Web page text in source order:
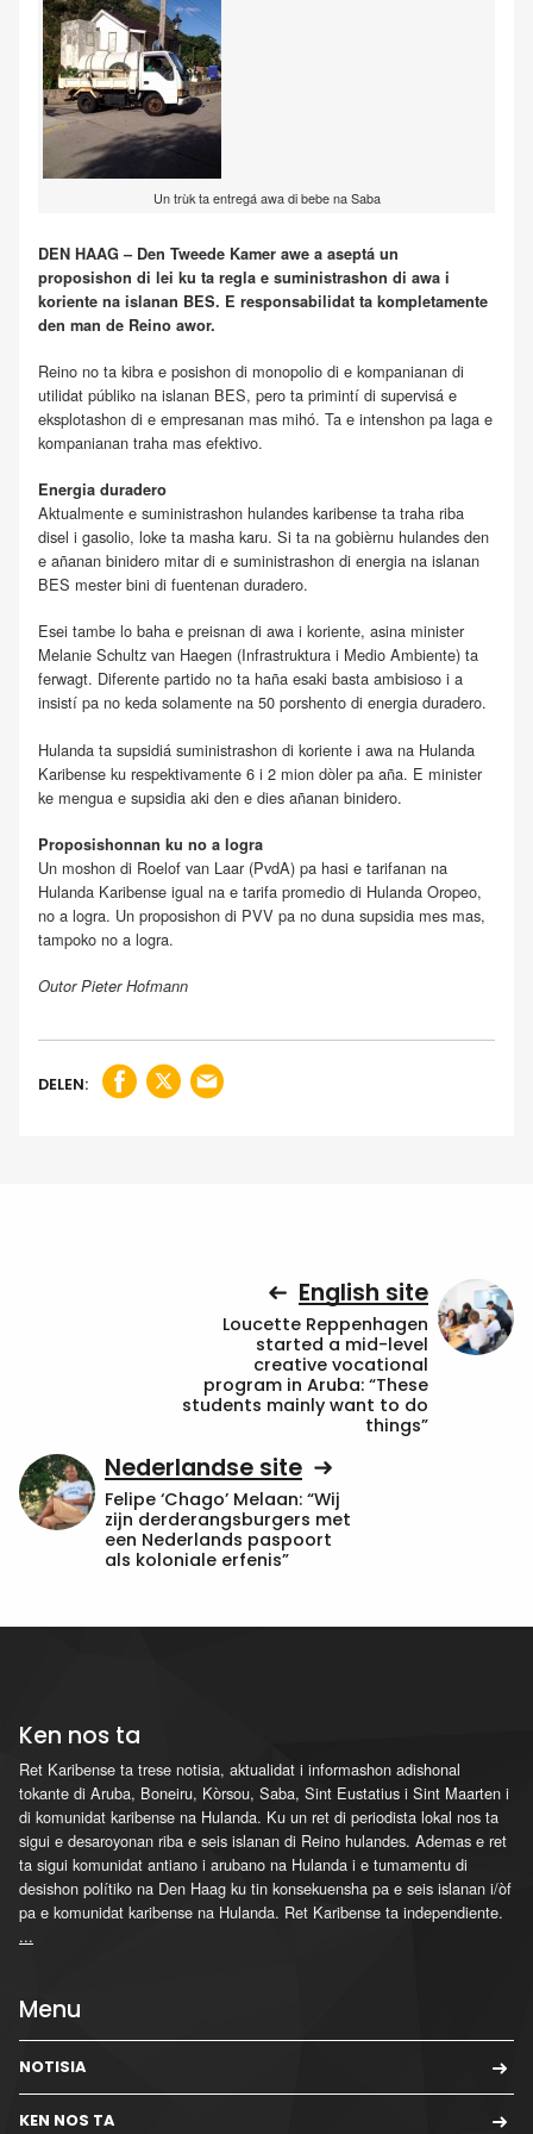
Un trùk ta entregá awa di bebe na Saba
DEN HAAG – Den Tweede Kamer awe a aseptá un
proposishon di lei ku ta regla e suministrashon di awa i
koriente na islanan BES. E responsabilidat ta kompletamente
den man de Reino awor.
Reino no ta kibra e posishon di monopolio di e kompanianan di
utilidat públiko na islanan BES, pero ta primintí di supervisá e
eksplotashon di e empresanan mas mihó. Ta e intenshon pa laga e
kompanianan traha mas efektivo.
Energia duradero
Aktualmente e suministrashon hulandes karibense ta traha riba
disel i gasolio, loke ta masha karu. Si ta na gobièrnu hulandes den
e añanan binidero mitar di e suministrashon di energia na islanan
BES mester bini di fuentenan duradero.
Esei tambe lo baha e preisnan di awa i koriente, asina minister
Melanie Schultz van Haegen (Infrastruktura i Medio Ambiente) ta
ferwagt. Diferente partido no ta haña esaki basta ambisioso i a
insistí pa no keda solamente na 50 porshento di energia duradero.
Hulanda ta supsidiá suministrashon di koriente i awa na Hulanda
Karibense ku respektivamente 6 i 2 mion dòler pa aña. E minister
ke mengua e supsidia aki den e dies añanan binidero.
Proposishonnan ku no a logra
Un moshon di Roelof van Laar (PvdA) pa hasi e tarifanan na
Hulanda Karibense igual na e tarifa promedio di Hulanda Oropeo,
no a logra. Un proposishon di PVV pa no duna supsidia mes mas,
tampoko no a logra.
Outor Pieter Hofmann
DELEN:
English site
Loucette Reppenhagen
started a mid-level
creative vocational
program in Aruba: “These
students mainly want to do
things”
Nederlandse site
Felipe ‘Chago’ Melaan: “Wij
zijn derderangsburgers met
een Nederlands paspoort
als koloniale erfenis”
Ken nos ta
Ret Karibense ta trese notisia, aktualidat i informashon adishonal
tokante di Aruba, Boneiru, Kòrsou, Saba, Sint Eustatius i Sint Maarten i
di komunidat karibense na Hulanda. Ku un ret di periodista lokal nos ta
sigui e desaroyonan riba e seis islanan di Reino hulandes. Ademas e ret
ta sigui komunidat antiano i arubano na Hulanda i e tumamentu di
desishon polítiko na Den Haag ku tin konsekuensha pa e seis islanan i/òf
pa e komunidat karibense na Hulanda. Ret Karibense ta independiente.
...
Menu
NOTISIA
KEN NOS TA